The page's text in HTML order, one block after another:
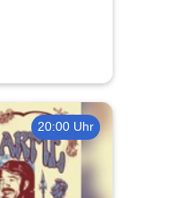
20:00 Uhr